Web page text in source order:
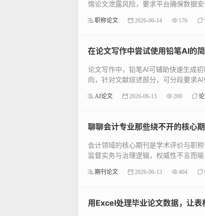
惕论文泄露风险，要求平台确保数据
职称论文 2026-06-14 176
在论文写作中尝试使用铅笔AI的
论文写作中，铅笔AI可辅助快速生成
向，针对文献综述部分，可分段要求
AI论文 2026-06-13 200
聊聊会计专业那些绕不开的核心期
会计领域的核心期刊是学术评价与职
监督实务与治理逻辑，权威性不言而
期刊论文 2026-06-13 404
用Excel处理毕业论文数据，让表